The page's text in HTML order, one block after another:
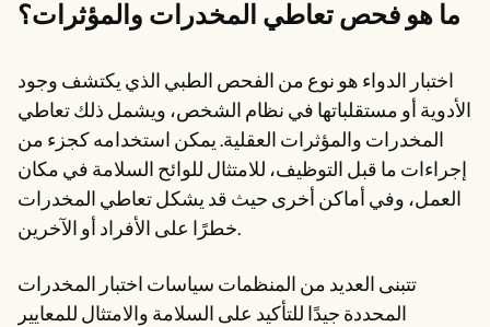
Help Center
Webinars
Switch to Carepatron
Become a Partner
Pricing
Why Carepatron?
Login
Get started
ما هو فحص تعاطي المخدرات والمؤثرات؟
اختبار الدواء هو نوع من الفحص الطبي الذي يكتشف وجود
الأدوية أو مستقلباتها في نظام الشخص، ويشمل ذلك تعاطي
المخدرات والمؤثرات العقلية. يمكن استخدامه كجزء من
إجراءات ما قبل التوظيف، للامتثال للوائح السلامة في مكان
العمل، وفي أماكن أخرى حيث قد يشكل تعاطي المخدرات
خطرًا على الأفراد أو الآخرين.
تتبنى العديد من المنظمات سياسات اختبار المخدرات
المحددة جيدًا للتأكيد على السلامة والامتثال للمعايير